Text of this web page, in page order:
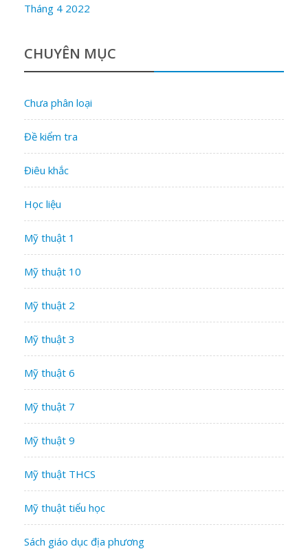
Tháng 4 2022
CHUYÊN MỤC
Chưa phân loại
Đề kiểm tra
Điêu khắc
Học liệu
Mỹ thuật 1
Mỹ thuật 10
Mỹ thuật 2
Mỹ thuật 3
Mỹ thuật 6
Mỹ thuật 7
Mỹ thuật 9
Mỹ thuật THCS
Mỹ thuật tiểu học
Sách giáo dục địa phương